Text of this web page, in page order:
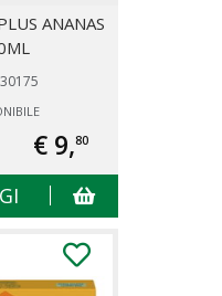
ANANAS
€ 9,80